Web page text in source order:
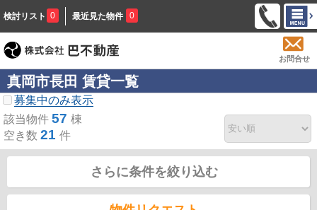
検討リスト 0 最近見た物件 0
お問合せ
真岡市長田 賃貸一覧
募集中のみ表示
該当物件 57 棟
空き数 21 件
さらに条件を絞り込む